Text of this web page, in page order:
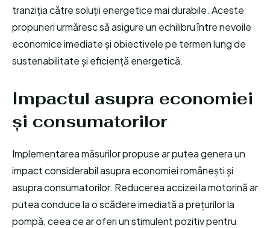
tranziția către soluții energetice mai durabile. Aceste
propuneri urmăresc să asigure un echilibru între nevoile
economice imediate și obiectivele pe termen lung de
sustenabilitate și eficiență energetică.
Impactul asupra economiei
și consumatorilor
Implementarea măsurilor propuse ar putea genera un
impact considerabil asupra economiei românești și
asupra consumatorilor. Reducerea accizei la motorină ar
putea conduce la o scădere imediată a prețurilor la
pompă, ceea ce ar oferi un stimulent pozitiv pentru